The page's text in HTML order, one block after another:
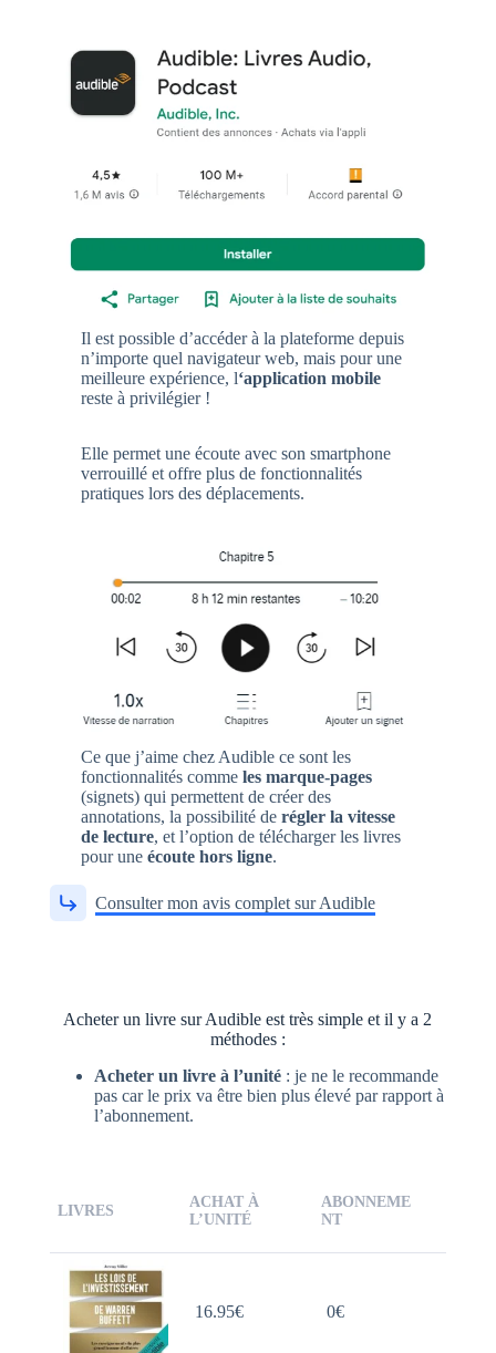
Il est possible d’accéder à la plateforme depuis
n’importe quel navigateur web, mais pour une
meilleure expérience, l‘application mobile
reste à privilégier !
Elle permet une écoute avec son smartphone
verrouillé et offre plus de fonctionnalités
pratiques lors des déplacements.
Ce que j’aime chez Audible ce sont les
fonctionnalités commeles marque-pages
(signets) qui permettent de créer des
annotations, la possibilité derégler la vitesse
de lecture, et l’option de télécharger les livres
pour uneécoute hors ligne.
Consulter mon avis complet sur Audible
Acheter un livre sur Audible est très simple et il y a 2
méthodes :
Acheter un livre à l’unité: je ne le recommande
pas car le prix va être bien plus élevé par rapport à
l’abonnement.
LIVRES
ACHAT À
L’UNITÉ
ABONNEME
NT
16.95€ 0€